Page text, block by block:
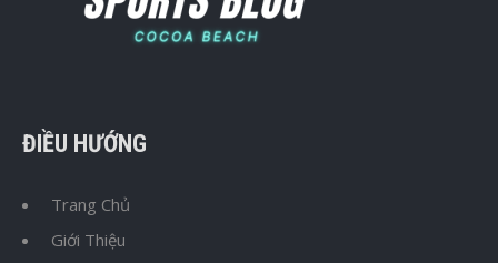
ĐIỀU HƯỚNG
Trang Chủ
Giới Thiệu